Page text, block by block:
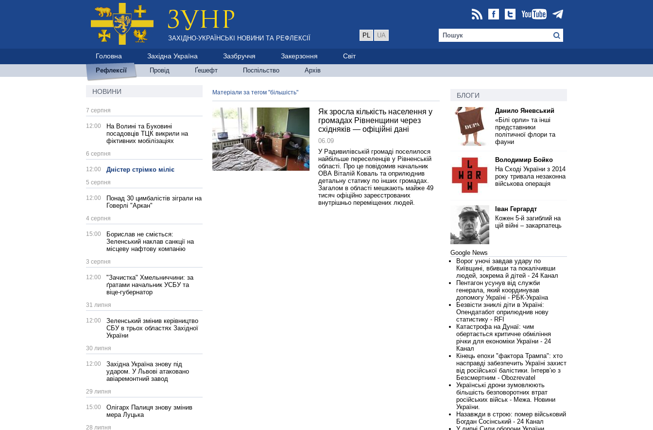
ЗАХІДНО-УКРАЇНСЬКІ НОВИНИ ТА РЕФЛЕКСІЇ PL UA
Головна Західна Україна Зазбруччя Закерзоння Світ
Рефлексії Провід Ґешефт Поспільство Архів
НОВИНИ
7 серпня
12:00
На Волині та Буковині
посадовців ТЦК викрили на
фіктивних мобілізаціях
6 серпня
12:00 Дністер стрімко міліє
5 серпня
12:00
Понад 30 цимбалістів зіграли на
Говерлі "Аркан"
4 серпня
15:00
Борислав не сміється:
Зеленський наклав санкції на
місцеву нафтову компанію
3 серпня
12:00
"Зачистка" Хмельниччини: за
ґратами начальник УСБУ та
віце-губернатор
31 липня
12:00
Зеленський змінив керівництво
СБУ в трьох областях Західної
України
30 липня
12:00
Західна Україна знову під
ударом. У Львові атаковано
авіаремонтний завод
29 липня
15:00
Олігарх Палиця знову змінив
мера Луцька
28 липня
Матеріали за тегом "більшість"
Як зросла кількість населення у
громадах Рівненщини через
східняків — офіційні дані
06.09
У Радивилівській громаді поселилося
найбільше переселенців у Рівненській
області. Про це повідомив начальник
ОВА Віталій Коваль та оприлюднив
детальну статику по інших громадах.
Загалом в області мешкають майже 49
тисяч офіційно зареєстрованих
внутрішньо переміщених людей.
БЛОГИ
Данило Яневський
«Білі орли» та інші
представники
політичної флори та
фауни
Володимир Бойко
На Сході України з 2014
року тривала незаконна
військова операція
Іван Гергардт
Кожен 5-й загиблий на
цій війні – закарпатець
Google News
Ворог уночі завдав удару по
Київщині, вбивши та покалічивши
людей, зокрема й дітей - 24 Канал
Пентагон усунув від служби
генерала, який координував
допомогу Україні - РБК-Україна
Безвісти зниклі діти в Україні:
Опендатабот оприлюднив нову
статистику - RFI
Катастрофа на Дунаї: чим
обертається критичне обміління
річки для економіки України - 24
Канал
Кінець епохи "фактора Трампа": хто
насправді забезпечить Україні захист
від російської балістики. Інтерв’ю з
Безсмертним - Obozrevatel
Українські дрони зумовлюють
більшість безповоротних втрат
російських військ - Межа. Новини
України.
Назавжди в строю: помер військовий
Богдан Сосінський - 24 Канал